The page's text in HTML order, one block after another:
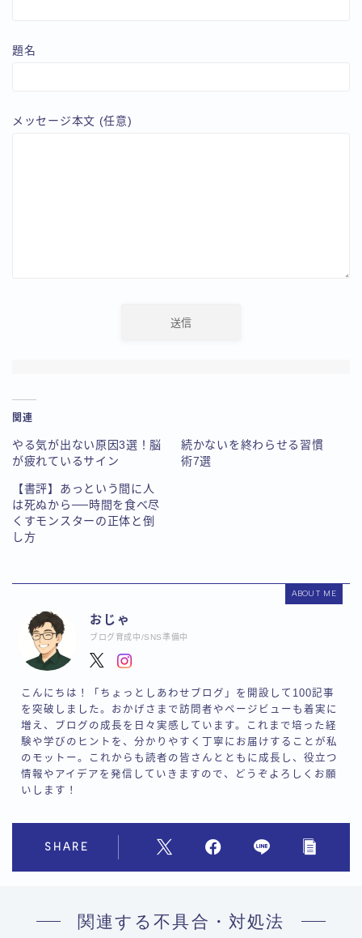
題名
メッセージ本文 (任意)
関連
やる気が出ない原因3選！脳
が疲れているサイン
続かないを終わらせる習慣
術7選
【書評】あっという間に人
は死ぬから──時間を食べ尽
くすモンスターの正体と倒
し方
ABOUT ME
おじゃ
ブログ育成中/SNS準備中
こんにちは！「ちょっとしあわせブログ」を開設して100記事
を突破しました。おかげさまで訪問者やページビューも着実に
増え、ブログの成長を日々実感しています。これまで培った経
験や学びのヒントを、分かりやすく丁寧にお届けすることが私
のモットー。これからも読者の皆さんとともに成長し、役立つ
情報やアイデアを発信していきますので、どうぞよろしくお願
いします！
SHARE
関連する不具合・対処法